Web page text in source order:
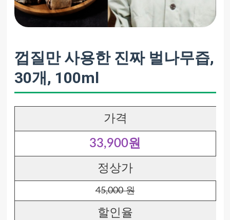
껍질만 사용한 진짜 벌나무즙,
30개, 100ml
가격
33,900원
정상가
45,000 원
할인율